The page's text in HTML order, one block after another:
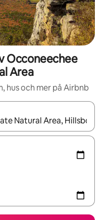
Occoneechee
Area
hus och mer på Airbnb
du navigera med upp- och